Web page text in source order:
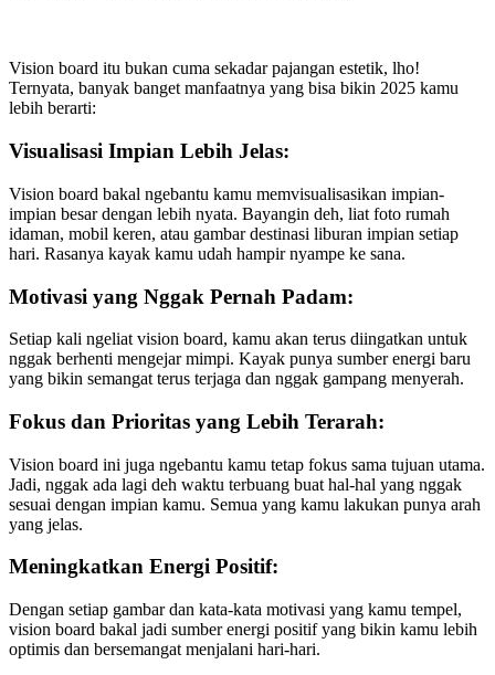
Vision board itu bukan cuma sekadar pajangan estetik, lho!
Ternyata, banyak banget manfaatnya yang bisa bikin 2025 kamu
lebih berarti:
Visualisasi Impian Lebih Jelas:
Vision board bakal ngebantu kamu memvisualisasikan impian-
impian besar dengan lebih nyata. Bayangin deh, liat foto rumah
idaman, mobil keren, atau gambar destinasi liburan impian setiap
hari. Rasanya kayak kamu udah hampir nyampe ke sana.
Motivasi yang Nggak Pernah Padam:
Setiap kali ngeliat vision board, kamu akan terus diingatkan untuk
nggak berhenti mengejar mimpi. Kayak punya sumber energi baru
yang bikin semangat terus terjaga dan nggak gampang menyerah.
Fokus dan Prioritas yang Lebih Terarah:
Vision board ini juga ngebantu kamu tetap fokus sama tujuan utama.
Jadi, nggak ada lagi deh waktu terbuang buat hal-hal yang nggak
sesuai dengan impian kamu. Semua yang kamu lakukan punya arah
yang jelas.
Meningkatkan Energi Positif:
Dengan setiap gambar dan kata-kata motivasi yang kamu tempel,
vision board bakal jadi sumber energi positif yang bikin kamu lebih
optimis dan bersemangat menjalani hari-hari.